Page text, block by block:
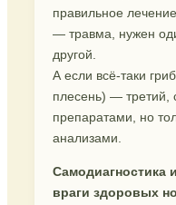
правильное
— травма, нужен
другой.
А если всё-таки
плесень) — третий,
препаратами, но
анализами.
Самодиагностика
враги здоровых